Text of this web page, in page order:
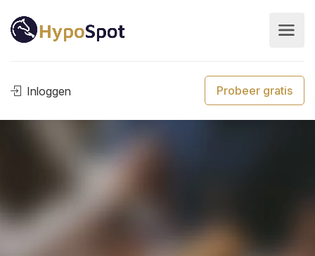
Inloggen Probeer gratis